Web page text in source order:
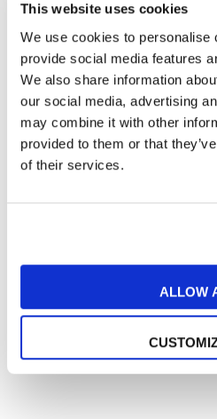
This website uses cookies
We use cookies to personalise
provide social media features
We also share information
our social media, advertising
may combine it with other
provided to them or that
of their services.
ALLOW
Cosa ti piace leggere?
Articoli dedicati alla
Articoli dedicati a inglese
Articoli con tips e new sulla
Articoli divertenti su film e
In quanto di età superiore ai 16
all’informativa privacy.
Desidero ricevere
** le sedi contrassegnate con * offrono